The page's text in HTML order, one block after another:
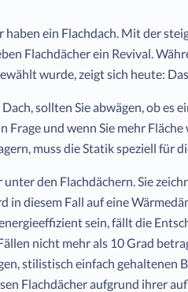
haben ein Flachdach. Mit der
Flachdächer ein Revival.
wurde, zeigt sich heute:
sollten Sie abwägen, ob es
Frage und wenn Sie mehr
muss die Statik speziell für
den Flachdächern. Sie
in diesem Fall auf eine
sein, fällt die
nicht mehr als 10 Grad
stilistisch einfach gehaltenen
Flachdächer aufgrund ihrer